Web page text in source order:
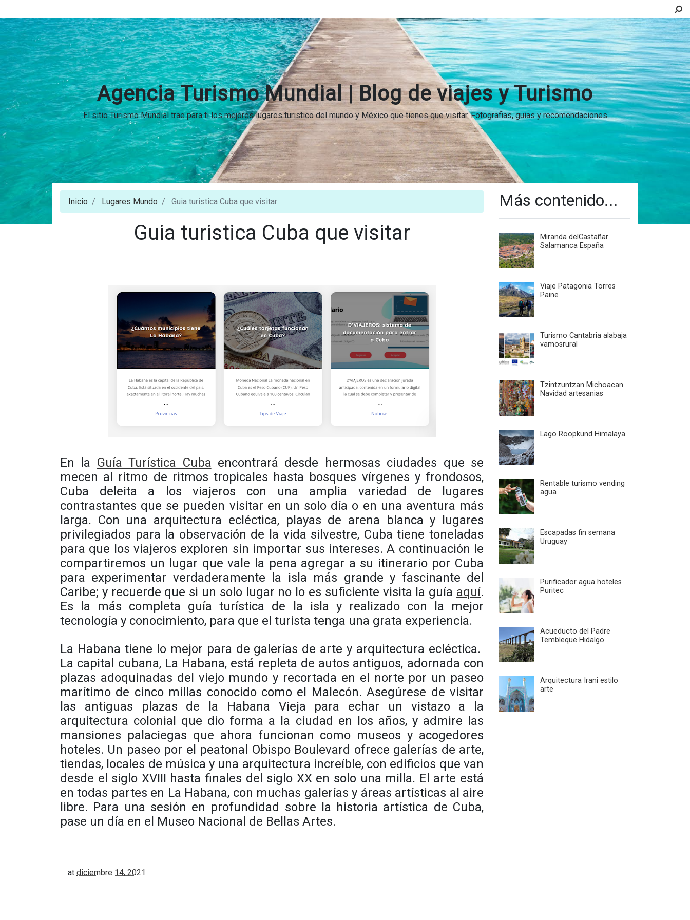
Agencia Turismo Mundial | Blog de viajes y Turismo
El sitio Turismo Mundial trae para ti los mejores lugares turistico del mundo y México que tienes que visitar. Fotografias, guias y recomendaciones
Inicio Lugares Mundo Guia turistica Cuba que visitar
Guia turistica Cuba que visitar
En la Guía Turística Cuba encontrará desde hermosas ciudades que se
mecen al ritmo de ritmos tropicales hasta bosques vírgenes y frondosos,
Cuba deleita a los viajeros con una amplia variedad de lugares
contrastantes que se pueden visitar en un solo día o en una aventura más
larga. Con una arquitectura ecléctica, playas de arena blanca y lugares
privilegiados para la observación de la vida silvestre, Cuba tiene toneladas
para que los viajeros exploren sin importar sus intereses. A continuación le
compartiremos un lugar que vale la pena agregar a su itinerario por Cuba
para experimentar verdaderamente la isla más grande y fascinante del
Caribe; y recuerde que si un solo lugar no lo es suficiente visita la guía aquí.
Es la más completa guía turística de la isla y realizado con la mejor
tecnología y conocimiento, para que el turista tenga una grata experiencia.
La Habana tiene lo mejor para de galerías de arte y arquitectura ecléctica.
La capital cubana, La Habana, está repleta de autos antiguos, adornada con
plazas adoquinadas del viejo mundo y recortada en el norte por un paseo
marítimo de cinco millas conocido como el Malecón. Asegúrese de visitar
las antiguas plazas de la Habana Vieja para echar un vistazo a la
arquitectura colonial que dio forma a la ciudad en los años, y admire las
mansiones palaciegas que ahora funcionan como museos y acogedores
hoteles. Un paseo por el peatonal Obispo Boulevard ofrece galerías de arte,
tiendas, locales de música y una arquitectura increíble, con edificios que van
desde el siglo XVIII hasta finales del siglo XX en solo una milla. El arte está
en todas partes en La Habana, con muchas galerías y áreas artísticas al aire
libre. Para una sesión en profundidad sobre la historia artística de Cuba,
pase un día en el Museo Nacional de Bellas Artes.
at diciembre 14, 2021
Más contenido...
Miranda delCastañar
Salamanca España
Viaje Patagonia Torres
Paine
Turismo Cantabria alabaja
vamosrural
Tzintzuntzan Michoacan
Navidad artesanias
Lago Roopkund Himalaya
Rentable turismo vending
agua
Escapadas fin semana
Uruguay
Purificador agua hoteles
Puritec
Acueducto del Padre
Tembleque Hidalgo
Arquitectura Irani estilo
arte